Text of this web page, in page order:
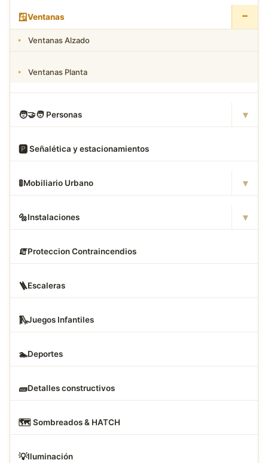
🪟Ventanas −
Ventanas Alzado
Ventanas Planta
🧑‍🤝‍🧑 Personas ▾
🅿️ Señalética y estacionamientos
🚦Mobiliario Urbano ▾
🔩Instalaciones ▾
🧯Proteccion Contraincendios
🪜Escaleras
🛝Juegos Infantiles
🏊Deportes
🧱Detalles constructivos
🗺️ Sombreados & HATCH
💡Iluminación